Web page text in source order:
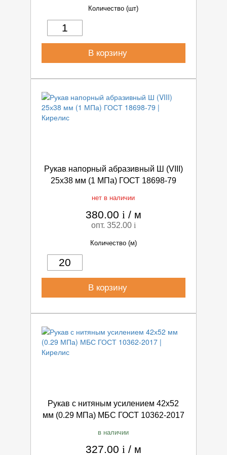
Количество (шт)
В корзину
Рукав напорный абразивный Ш (VIII)
25х38 мм (1 МПа) ГОСТ 18698-79
нет в наличии
380.00 i / м
опт. 352.00 i
Количество (м)
В корзину
Рукав с нитяным усилением 42х52
мм (0.29 МПа) МБС ГОСТ 10362-2017
в наличии
327.00 i / м